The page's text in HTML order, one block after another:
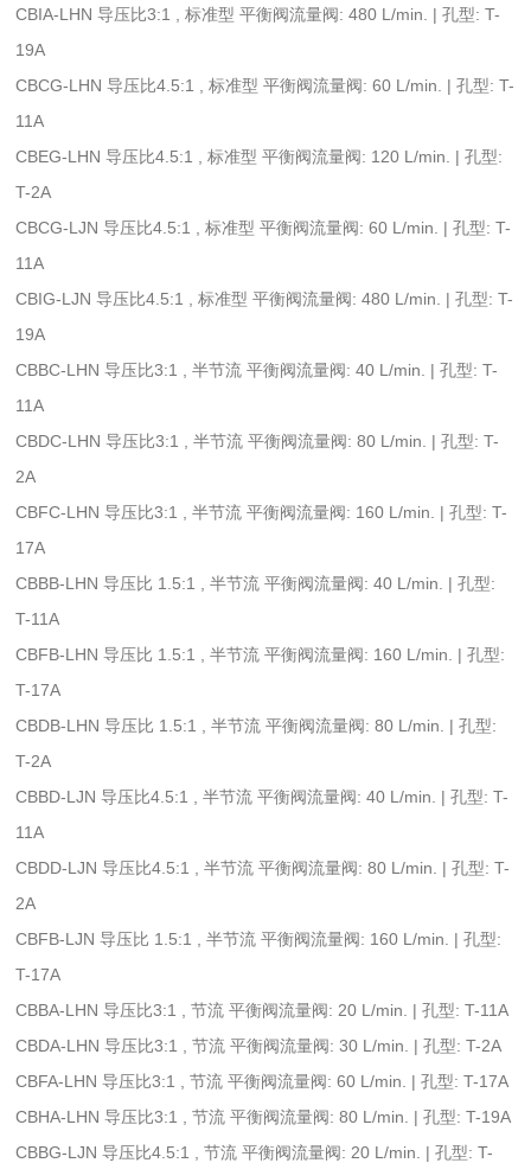
CBIA-LHN 导压比3:1 , 标准型 平衡阀流量阀: 480 L/min. | 孔型: T-
19A
CBCG-LHN 导压比4.5:1 , 标准型 平衡阀流量阀: 60 L/min. | 孔型: T-
11A
CBEG-LHN 导压比4.5:1 , 标准型 平衡阀流量阀: 120 L/min. | 孔型:
T-2A
CBCG-LJN 导压比4.5:1 , 标准型 平衡阀流量阀: 60 L/min. | 孔型: T-
11A
CBIG-LJN 导压比4.5:1 , 标准型 平衡阀流量阀: 480 L/min. | 孔型: T-
19A
CBBC-LHN 导压比3:1 , 半节流 平衡阀流量阀: 40 L/min. | 孔型: T-
11A
CBDC-LHN 导压比3:1 , 半节流 平衡阀流量阀: 80 L/min. | 孔型: T-
2A
CBFC-LHN 导压比3:1 , 半节流 平衡阀流量阀: 160 L/min. | 孔型: T-
17A
CBBB-LHN 导压比 1.5:1 , 半节流 平衡阀流量阀: 40 L/min. | 孔型:
T-11A
CBFB-LHN 导压比 1.5:1 , 半节流 平衡阀流量阀: 160 L/min. | 孔型:
T-17A
CBDB-LHN 导压比 1.5:1 , 半节流 平衡阀流量阀: 80 L/min. | 孔型:
T-2A
CBBD-LJN 导压比4.5:1 , 半节流 平衡阀流量阀: 40 L/min. | 孔型: T-
11A
CBDD-LJN 导压比4.5:1 , 半节流 平衡阀流量阀: 80 L/min. | 孔型: T-
2A
CBFB-LJN 导压比 1.5:1 , 半节流 平衡阀流量阀: 160 L/min. | 孔型:
T-17A
CBBA-LHN 导压比3:1 , 节流 平衡阀流量阀: 20 L/min. | 孔型: T-11A
CBDA-LHN 导压比3:1 , 节流 平衡阀流量阀: 30 L/min. | 孔型: T-2A
CBFA-LHN 导压比3:1 , 节流 平衡阀流量阀: 60 L/min. | 孔型: T-17A
CBHA-LHN 导压比3:1 , 节流 平衡阀流量阀: 80 L/min. | 孔型: T-19A
CBBG-LJN 导压比4.5:1 , 节流 平衡阀流量阀: 20 L/min. | 孔型: T-